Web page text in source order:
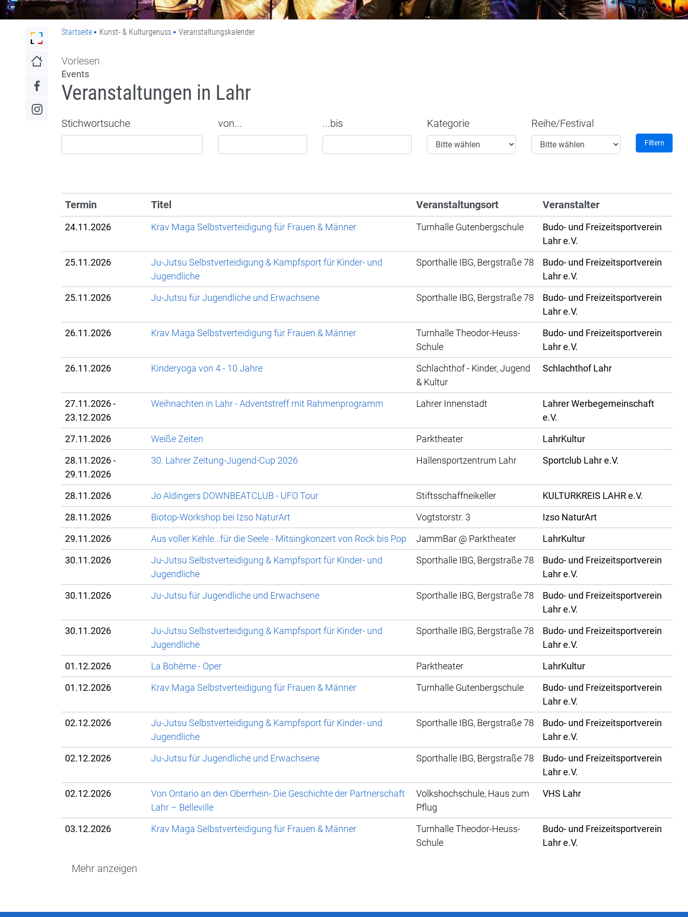
Link zur Startseite der Stadt Lahr
Link zur Startseite
Link zum Facebook-Auftritt
Link zum Instagram-Auftritt
Startseite Kunst- & Kulturgenuss Veranstaltungskalender
Vorlesen
Events
Veranstaltungen in Lahr
Stichwortsuche von... ...bis Kategorie Reihe/Festival
Filtern
Termin Titel Veranstaltungsort Veranstalter
24.11.2026 Krav Maga Selbstverteidigung für Frauen & Männer Turnhalle Gutenbergschule
Budo- und Freizeitsportverein
Lahr e.V.
25.11.2026
Ju-Jutsu Selbstverteidigung & Kampfsport für Kinder- und
Jugendliche
Sporthalle IBG, Bergstraße 78
Budo- und Freizeitsportverein
Lahr e.V.
25.11.2026
Ju-Jutsu für Jugendliche und Erwachsene Sporthalle IBG, Bergstraße 78
Budo- und Freizeitsportverein
Lahr e.V.
26.11.2026
Krav Maga Selbstverteidigung für Frauen & Männer
Turnhalle Theodor-Heuss-
Schule
Budo- und Freizeitsportverein
Lahr e.V.
26.11.2026
Kinderyoga von 4 - 10 Jahre
Schlachthof - Kinder, Jugend
& Kultur
Schlachthof Lahr
27.11.2026 -
23.12.2026
Weihnachten in Lahr - Adventstreff mit Rahmenprogramm Lahrer Innenstadt
Lahrer Werbegemeinschaft
e.V.
27.11.2026
Weiße Zeiten Parktheater
LahrKultur
28.11.2026 -
29.11.2026
30. Lahrer Zeitung-Jugend-Cup 2026 Hallensportzentrum Lahr Sportclub Lahr e.V.
28.11.2026 Jo Aldingers DOWNBEATCLUB - UFO Tour Stiftsschaffneikeller
KULTURKREIS LAHR e.V.
28.11.2026
Biotop-Workshop bei Izso NaturArt Vogtstorstr. 3
Izso NaturArt
29.11.2026
Aus voller Kehle...für die Seele - Mitsingkonzert von Rock bis Pop JammBar @ Parktheater
LahrKultur
30.11.2026
Ju-Jutsu Selbstverteidigung & Kampfsport für Kinder- und
Jugendliche
Sporthalle IBG, Bergstraße 78
Budo- und Freizeitsportverein
Lahr e.V.
30.11.2026
Ju-Jutsu für Jugendliche und Erwachsene Sporthalle IBG, Bergstraße 78
Budo- und Freizeitsportverein
Lahr e.V.
30.11.2026
Ju-Jutsu Selbstverteidigung & Kampfsport für Kinder- und
Jugendliche
Sporthalle IBG, Bergstraße 78
Budo- und Freizeitsportverein
Lahr e.V.
01.12.2026
La Bohème - Oper Parktheater
LahrKultur
01.12.2026
Krav Maga Selbstverteidigung für Frauen & Männer Turnhalle Gutenbergschule
Budo- und Freizeitsportverein
Lahr e.V.
02.12.2026
Ju-Jutsu Selbstverteidigung & Kampfsport für Kinder- und
Jugendliche
Sporthalle IBG, Bergstraße 78
Budo- und Freizeitsportverein
Lahr e.V.
02.12.2026
Ju-Jutsu für Jugendliche und Erwachsene Sporthalle IBG, Bergstraße 78
Budo- und Freizeitsportverein
Lahr e.V.
02.12.2026
Von Ontario an den Oberrhein-.Die Geschichte der Partnerschaft
Lahr – Belleville
Volkshochschule, Haus zum
Pflug
VHS Lahr
03.12.2026 Krav Maga Selbstverteidigung für Frauen & Männer
Turnhalle Theodor-Heuss-
Schule
Budo- und Freizeitsportverein
Lahr e.V.
Mehr anzeigen